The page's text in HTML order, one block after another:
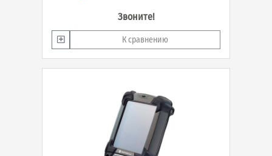
Звоните!
К сравнению